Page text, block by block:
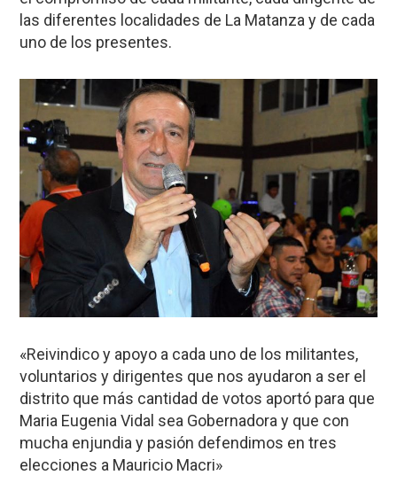
las diferentes localidades de La Matanza y de cada
uno de los presentes.
«Reivindico y apoyo a cada uno de los militantes,
voluntarios y dirigentes que nos ayudaron a ser el
distrito que más cantidad de votos aportó para que
Maria Eugenia Vidal sea Gobernadora y que con
mucha enjundia y pasión defendimos en tres
elecciones a Mauricio Macri»